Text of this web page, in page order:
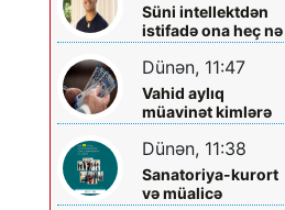
Süni intellektdən
istifadə ona heç nə
qazandırmadı...
Dünən, 11:47
Vahid aylıq
müavinət kimlərə
verilir? - Dövlət
Komitəsindən
açıqlama vahid-
ayliq-muavinet-
kimlere-verilir
Dünən, 11:38
Sanatoriya-kurort
və müalicə